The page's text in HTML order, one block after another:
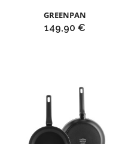
GREENPAN
Prix
149,90 €